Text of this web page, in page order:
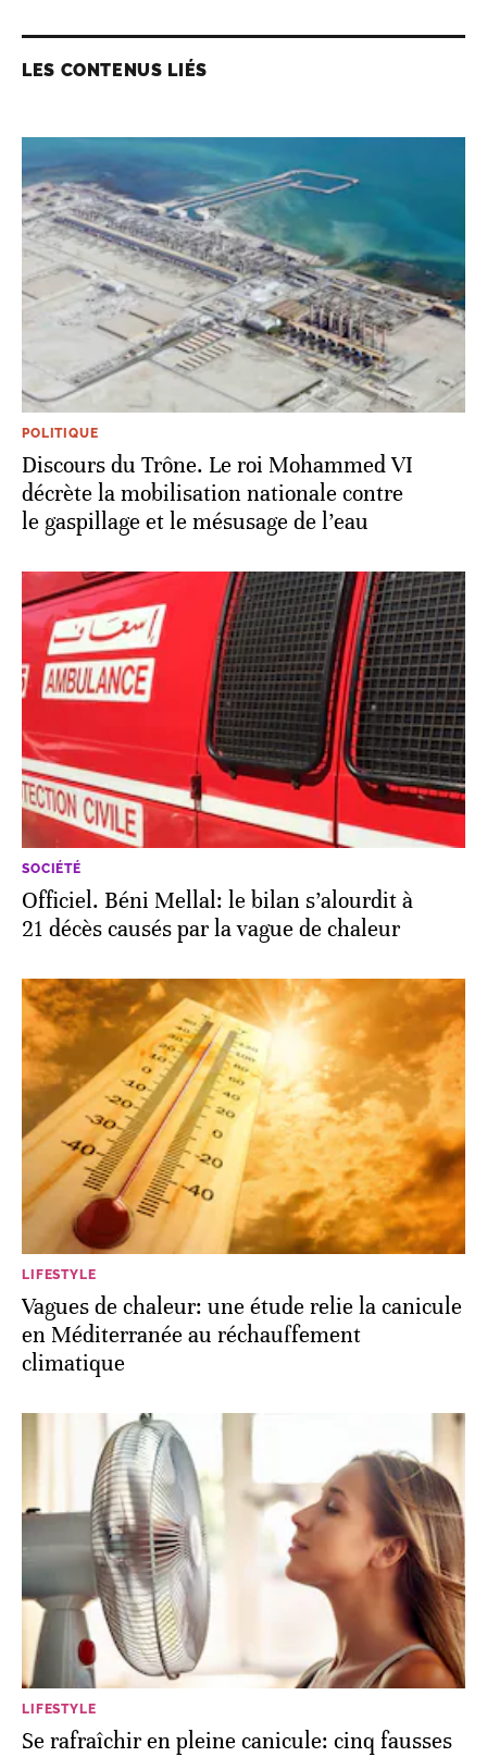
LES CONTENUS LIÉS
POLITIQUE
Discours du Trône. Le roi Mohammed VI
décrète la mobilisation nationale contre
le gaspillage et le mésusage de l’eau
SOCIÉTÉ
Officiel. Béni Mellal: le bilan s’alourdit à
21 décès causés par la vague de chaleur
LIFESTYLE
Vagues de chaleur: une étude relie la canicule
en Méditerranée au réchauffement
climatique
LIFESTYLE
Se rafraîchir en pleine canicule: cinq fausses